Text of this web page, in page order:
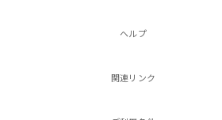
ヘルプ
関連リンク